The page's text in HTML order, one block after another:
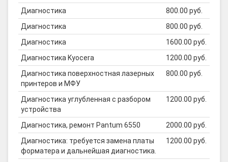
Диагностика
800.00 руб.
Диагностика
800.00 руб.
Диагностика
1600.00 руб.
Диагностика Kyocera
1200.00 руб.
Диагностика поверхностная лазерных
принтеров и МФУ
800.00 руб.
Диагностика углубленная с разбором
устройства
1200.00 руб.
Диагностика, ремонт Pantum 6550
2000.00 руб.
Диагностика: требуется замена платы
форматера и дальнейшая диагностика.
1200.00 руб.